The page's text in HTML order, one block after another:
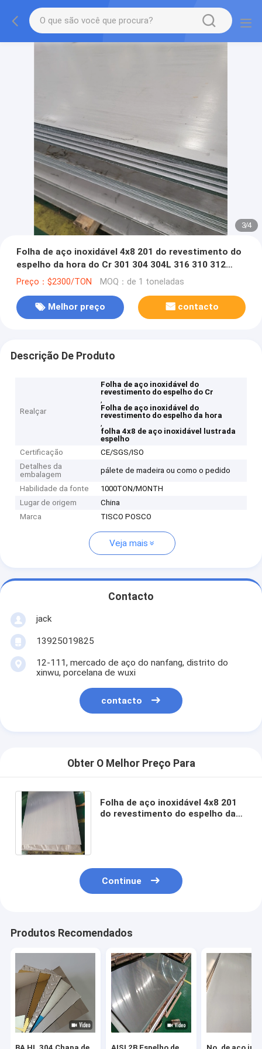
3/4
Folha de aço inoxidável 4x8 201 do revestimento do
espelho da hora do Cr 301 304 304L 316 310 312
316L
Preço：$2300/TON MOQ：de 1 toneladas
Melhor preço contacto
Descrição De Produto
Realçar
Folha de aço inoxidável do
revestimento do espelho do Cr
,
Folha de aço inoxidável do
revestimento do espelho da hora
,
folha 4x8 de aço inoxidável lustrada
espelho
Certificação
CE/SGS/ISO
Detalhes da
embalagem
pálete de madeira ou como o pedido
Habilidade da fonte
1000TON/MONTH
Lugar de origem
China
Marca
TISCO POSCO
Veja mais
Contacto
jack
13925019825
12-111, mercado de aço do nanfang, distrito do
xinwu, porcelana de wuxi
contacto
Obter O Melhor Preço Para
Folha de aço inoxidável 4x8 201
do revestimento do espelho da
Continue
Produtos Recomendados